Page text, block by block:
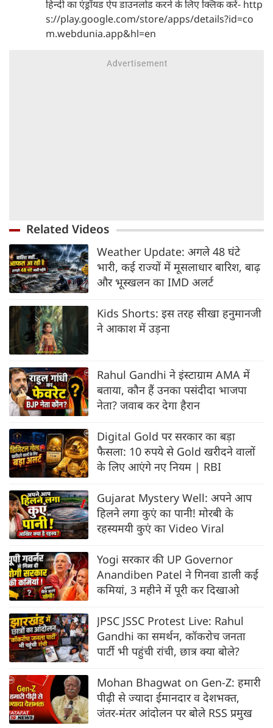
हिन्दी का एंड्रॉयड ऐप डाउनलोड करने के लिए क्लिक करें- http
s://play.google.com/store/apps/details?id=co
m.webdunia.app&hl=en
Related Videos
Weather Update: अगले 48 घंटे
भारी, कई राज्यों में मूसलाधार बारिश, बाढ़
और भूस्खलन का IMD अलर्ट
Kids Shorts: इस तरह सीखा हनुमानजी
ने आकाश में उड़ना
Rahul Gandhi ने इंस्टाग्राम AMA में
बताया, कौन हैं उनका पसंदीदा भाजपा
नेता? जवाब कर देगा हैरान
Digital Gold पर सरकार का बड़ा
फैसला: 10 रुपये से Gold खरीदने वालों
के लिए आएंगे नए नियम | RBI
Gujarat Mystery Well: अपने आप
हिलने लगा कुएं का पानी! मोरबी के
रहस्यमयी कुएं का Video Viral
Yogi सरकार की UP Governor
Anandiben Patel ने गिनवा डाली कई
कमियां, 3 महीने में पूरी कर दिखाओ
JPSC JSSC Protest Live: Rahul
Gandhi का समर्थन, कॉकरोच जनता
पार्टी भी पहुंची रांची, छात्र क्या बोले?
Mohan Bhagwat on Gen-Z: हमारी
पीढ़ी से ज्यादा ईमानदार व देशभक्त,
जंतर-मंतर आंदोलन पर बोले RSS प्रमुख